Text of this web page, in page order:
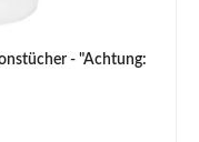
- "Achtung: